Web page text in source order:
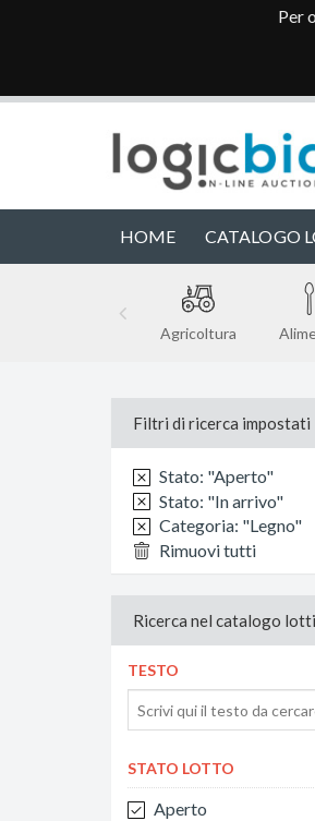
Per
HOME CATALOGO
Agricoltura
Filtri di ricerca impostati
Stato: "Aperto"
Stato: "In arrivo"
Categoria: "Legno"
Rimuovi tutti
Ricerca nel catalogo lotti
TESTO
STATO LOTTO
Aperto